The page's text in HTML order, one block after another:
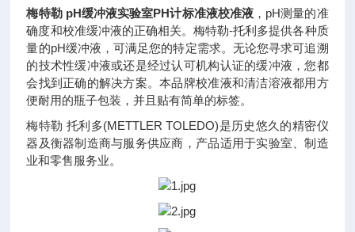
梅特勒 pH缓冲液实验室PH计标准液校准液 ，pH测量的准
确度和校准缓冲液的正确相关。梅特勒-托利多提供各种质
量的pH缓冲液，可满足您的特定需求。无论您寻求可追溯
的技术性缓冲液或还是经过认可机构认证的缓冲液，您都
会找到正确的解决方案。本品牌校准液和清洁溶液都用方
便耐用的瓶子包装，并且贴有简单的标签。
梅特勒 托利多(METTLER TOLEDO)是历史悠久的精密仪
器及衡器制造商与服务供应商，产品适用于实验室、制造
业和零售服务业。